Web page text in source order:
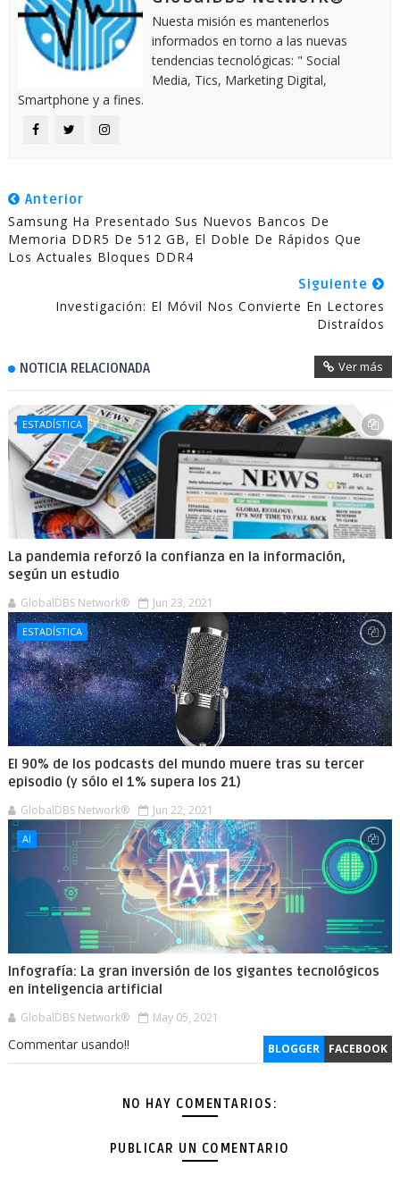
Nuesta misión es mantenerlos
informados en torno a las nuevas
tendencias tecnológicas: " Social
Media, Tics, Marketing Digital,
Smartphone y a fines.
Anterior
Samsung Ha Presentado Sus Nuevos Bancos De
Memoria DDR5 De 512 GB, El Doble De Rápidos Que
Los Actuales Bloques DDR4
Siguiente
Investigación: El Móvil Nos Convierte En Lectores
Distraídos
NOTICIA RELACIONADA Ver más
ESTADÍSTICA
La pandemia reforzó la confianza en la información,
según un estudio
GlobalDBS Network® Jun 23, 2021
ESTADÍSTICA
El 90% de los podcasts del mundo muere tras su tercer
episodio (y sólo el 1% supera los 21)
GlobalDBS Network® Jun 22, 2021
AI
Infografía: La gran inversión de los gigantes tecnológicos
en inteligencia artificial
GlobalDBS Network® May 05, 2021
BLOGGER FACEBOOK
Commentar usando!!
NO HAY COMENTARIOS:
PUBLICAR UN COMENTARIO